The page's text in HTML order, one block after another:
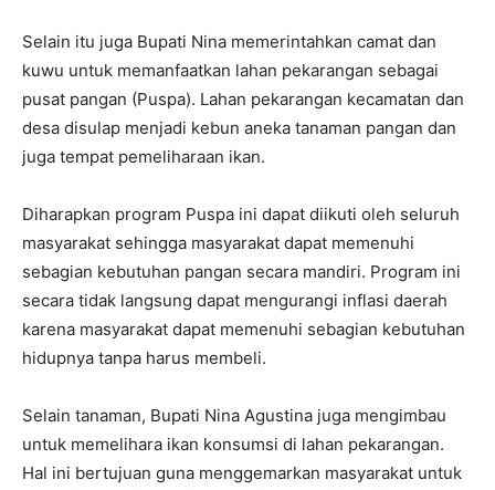
Selain itu juga Bupati Nina memerintahkan camat dan
kuwu untuk memanfaatkan lahan pekarangan sebagai
pusat pangan (Puspa). Lahan pekarangan kecamatan dan
desa disulap menjadi kebun aneka tanaman pangan dan
juga tempat pemeliharaan ikan.
Diharapkan program Puspa ini dapat diikuti oleh seluruh
masyarakat sehingga masyarakat dapat memenuhi
sebagian kebutuhan pangan secara mandiri. Program ini
secara tidak langsung dapat mengurangi inflasi daerah
karena masyarakat dapat memenuhi sebagian kebutuhan
hidupnya tanpa harus membeli.
Selain tanaman, Bupati Nina Agustina juga mengimbau
untuk memelihara ikan konsumsi di lahan pekarangan.
Hal ini bertujuan guna menggemarkan masyarakat untuk